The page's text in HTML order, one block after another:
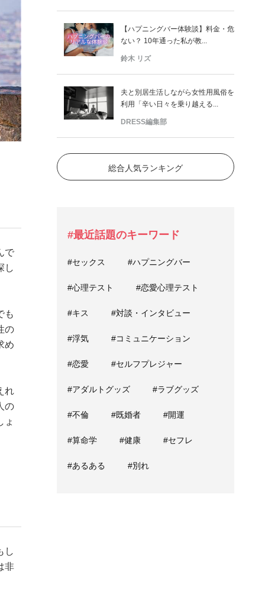
で
し
も
の
め
れ
の
ょ
し
非
【ハプニングバー体験談】料金・危
ない？ 10年通った私が教...
鈴木 リズ
夫と別居生活しながら女性用風俗を
利用「辛い日々を乗り越える...
DRESS編集部
総合人気ランキング
#最近話題のキーワード
#セックス #ハプニングバー
#心理テスト #恋愛心理テスト
#キス #対談・インタビュー
#浮気 #コミュニケーション
#恋愛 #セルフプレジャー
#アダルトグッズ #ラブグッズ
#不倫 #既婚者 #開運
#算命学 #健康 #セフレ
#あるある #別れ